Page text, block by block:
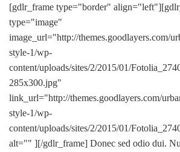
[gdlr_frame type="border"
type="image"
image_url="http://themes.goodlayers.com/
style-1/wp-
content/uploads/sites/2/2015/01/
285x300.jpg"
link_url="http://themes.goodlayers.com/
style-1/wp-
content/uploads/sites/2/2015/01/
alt="" ][/gdlr_frame] Donec sed odio dui.